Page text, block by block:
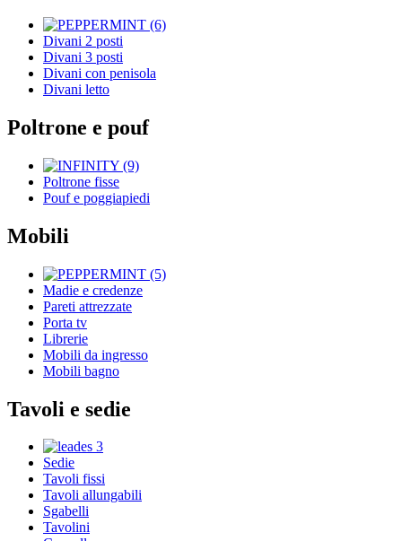
Divani 2 posti
Divani 3 posti
Divani con penisola
Divani letto
Poltrone e pouf
Poltrone fisse
Pouf e poggiapiedi
Mobili
Madie e credenze
Pareti attrezzate
Porta tv
Librerie
Mobili da ingresso
Mobili bagno
Tavoli e sedie
Sedie
Tavoli fissi
Tavoli allungabili
Sgabelli
Tavolini